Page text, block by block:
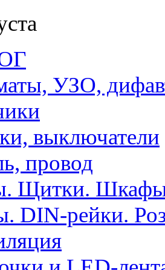
УЗО,
выключатели
провод
Щитки.
DIN-рейки.